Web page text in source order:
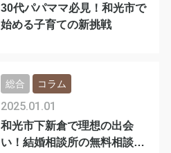
30代パパママ必見！和光市で
始める子育ての新挑戦
和光市下新倉で理想の出会
い！結婚相談所の無料相談を
2025.01.01
総合 コラム